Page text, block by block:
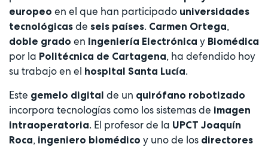
europeo en el que han participado universidades
tecnológicas de seis países. Carmen Ortega,
doble grado en Ingeniería Electrónica y Biomédica
por la Politécnica de Cartagena, ha defendido hoy
su trabajo en el hospital Santa Lucía.
Este gemelo digital de un quirófano robotizado
incorpora tecnologías como los sistemas de imagen
intraoperatoria. El profesor de la UPCT Joaquín
Roca, ingeniero biomédico y uno de los directores